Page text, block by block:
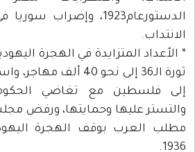
الانتداب.
* الأعداد المتزايدة في الهجرة
ثورة الـ36 إلى نحو 40
إلى فلسطين مع تغاضي
والتستر عليها وحمايتها، ورفض
مطلب العرب بوقف الهجرة
1936.